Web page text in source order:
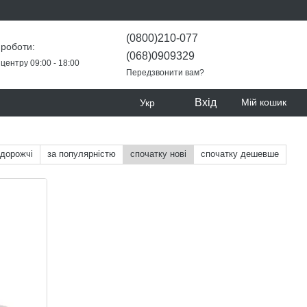
09:00 - 18:00
(0800)210-077
(068)0909329
Передзвонити вам?
Укр Вхід Мій кошик
за популярністю спочатку нові спочатку дешевше